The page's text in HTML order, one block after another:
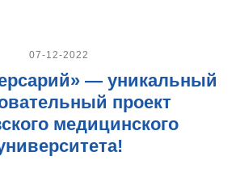
07-12-2022
— уникальный
проект
медицинского